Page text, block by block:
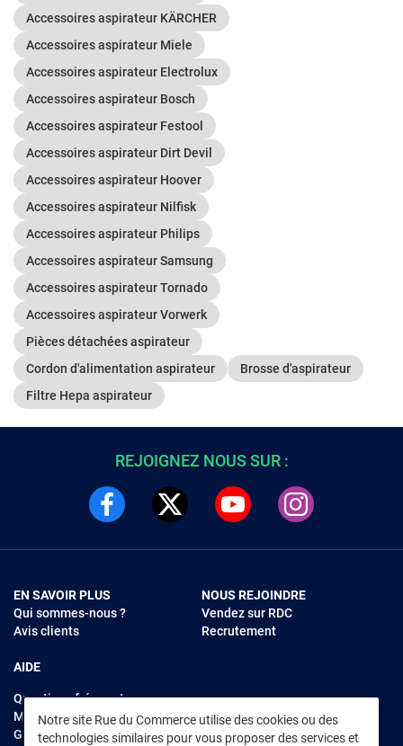
Accessoires aspirateur KÄRCHER
Accessoires aspirateur Miele
Accessoires aspirateur Electrolux
Accessoires aspirateur Bosch
Accessoires aspirateur Festool
Accessoires aspirateur Dirt Devil
Accessoires aspirateur Hoover
Accessoires aspirateur Nilfisk
Accessoires aspirateur Philips
Accessoires aspirateur Samsung
Accessoires aspirateur Tornado
Accessoires aspirateur Vorwerk
Pièces détachées aspirateur
Cordon d'alimentation aspirateur
Brosse d'aspirateur
Filtre Hepa aspirateur
Notre site Rue du Commerce utilise des cookies ou des
technologies similaires pour vous proposer des services et
REJOIGNEZ NOUS SUR :
EN SAVOIR PLUS
Qui sommes-nous ?
Avis clients
AIDE
Questions fréquentes
Modes de règlements
Garantie et retours
NOUS REJOINDRE
Vendez sur RDC
Recrutement